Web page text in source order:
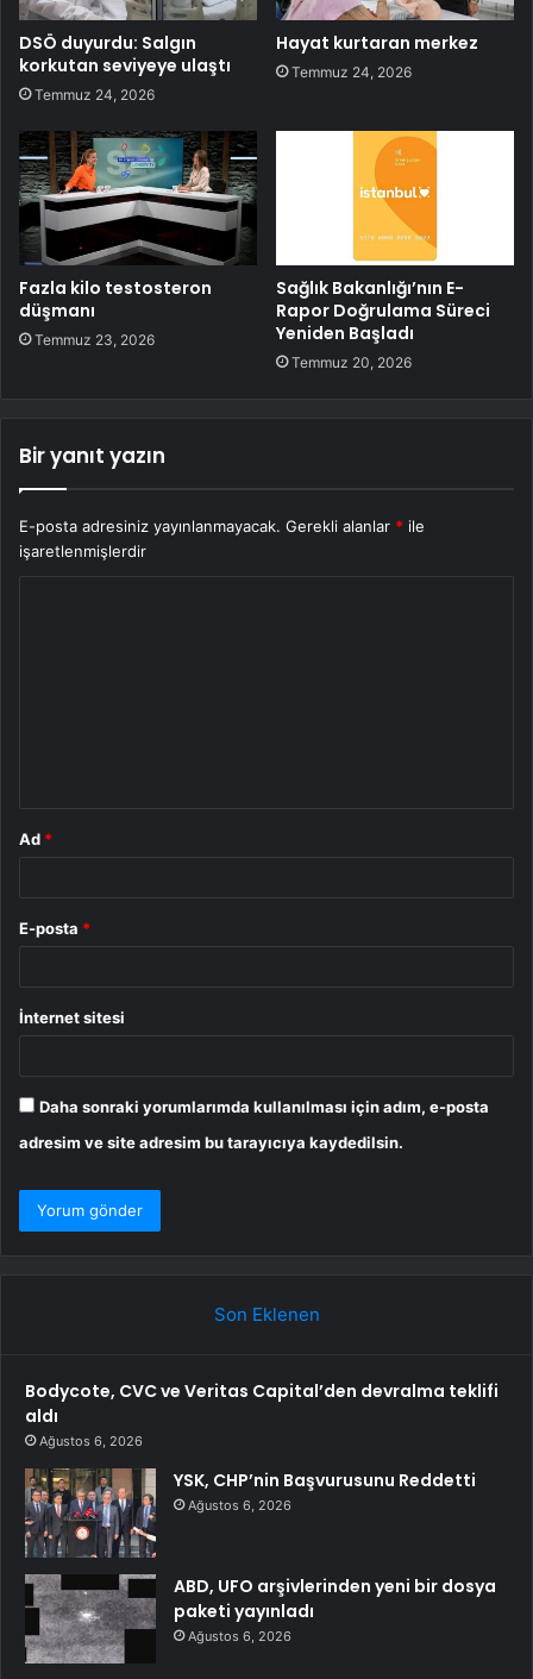
DSÖ duyurdu: Salgın
korkutan seviyeye ulaştı
Temmuz 24, 2026
Hayat kurtaran merkez
Temmuz 24, 2026
Fazla kilo testosteron
düşmanı
Temmuz 23, 2026
Sağlık Bakanlığı’nın E-
Rapor Doğrulama Süreci
Yeniden Başladı
Temmuz 20, 2026
Bir yanıt yazın
E-posta adresiniz yayınlanmayacak. Gerekli alanlar * ile
işaretlenmişlerdir
Ad *
E-posta *
İnternet sitesi
Daha sonraki yorumlarımda kullanılması için adım, e-posta
adresim ve site adresim bu tarayıcıya kaydedilsin.
Son Eklenen
Bodycote, CVC ve Veritas Capital’den devralma teklifi
aldı
Ağustos 6, 2026
YSK, CHP’nin Başvurusunu Reddetti
Ağustos 6, 2026
ABD, UFO arşivlerinden yeni bir dosya
paketi yayınladı
Ağustos 6, 2026